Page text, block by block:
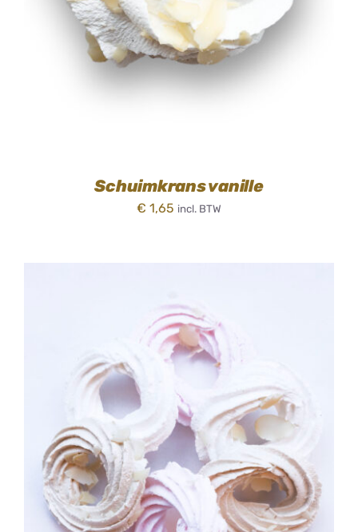
Schuimkrans vanille
€ 1,65 incl. BTW
TOEVOEGEN AAN WINKELWAGEN
/
DETAILS